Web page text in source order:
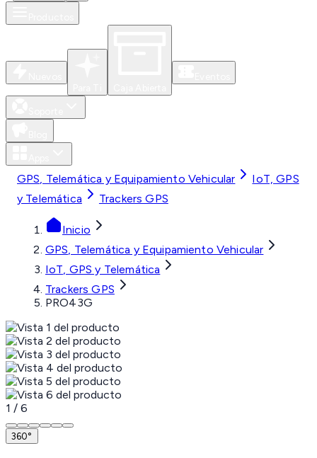
GPS, Telemática y Equipamiento Vehicular
IoT, GPS
y Telemática
Trackers GPS
Inicio
GPS, Telemática y Equipamiento Vehicular
IoT, GPS y Telemática
Trackers GPS
PRO43G
1 / 6
360°